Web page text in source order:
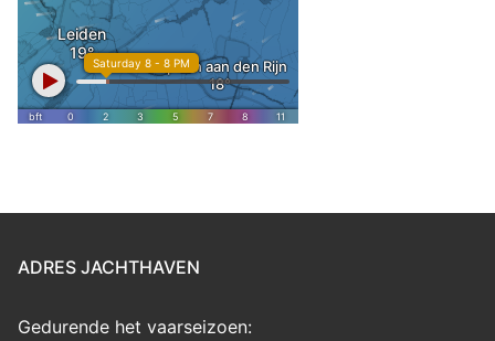
ADRES JACHTHAVEN
Gedurende het vaarseizoen: